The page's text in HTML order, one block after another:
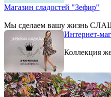
Магазин сладостей "Зефир"
Мы сделаем вашу жизнь
Интернет-
Коллекция